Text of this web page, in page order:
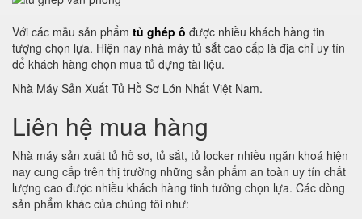
Với các mẫu sản phẩm tủ ghép ô được nhiều khách hàng tin
tượng chọn lựa. Hiện nay nhà máy tủ sắt cao cấp là địa chỉ uy tín
để khách hàng chọn mua tủ đựng tài liệu.
Nhà Máy Sản Xuất Tủ Hồ Sơ Lớn Nhất Việt Nam.
Liên hệ mua hàng
Nhà máy sản xuất tủ hồ sơ, tủ sắt, tủ locker nhiều ngăn khoá hiện
nay cung cấp trên thị trường những sản phẩm an toàn uy tín chất
lượng cao được nhiều khách hàng tinh tưởng chọn lựa. Các dòng
sản phẩm khác của chúng tôi như: